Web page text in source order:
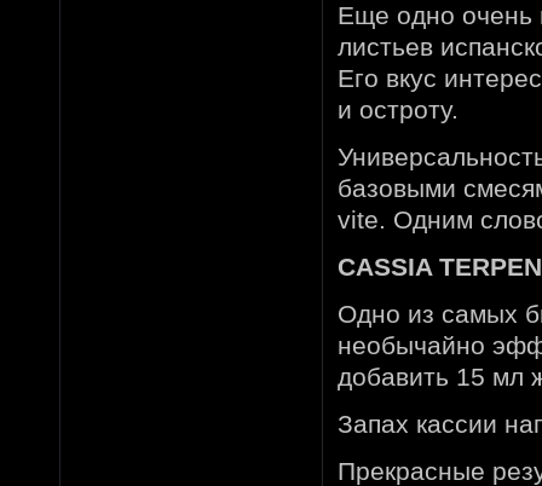
Еще одно очень
листьев
Его вкус
и остроту.
базовыми
vite. Одним
CASSIA
Одно из самых
необычайно
добавить 15 мл
Запах кассии
Прекрасные